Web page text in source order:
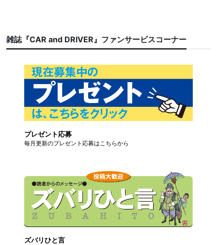
雑誌『CAR and DRIVER』ファンサービスコーナー
プレゼント応募
毎月更新のプレゼント応募はこちらから
ズバリひと言